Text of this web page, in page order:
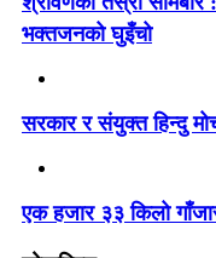
भक्तजनको घुइँचो
सरकार र संयुक्त हिन्दु
एक हजार ३३ किलो